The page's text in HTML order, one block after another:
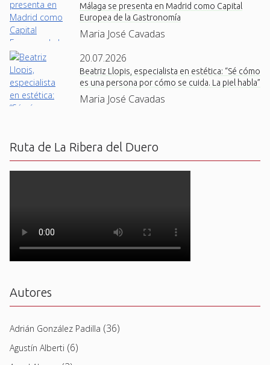
Málaga se presenta en Madrid como Capital
Europea de la Gastronomía
Maria José Cavadas
20.07.2026
Beatriz Llopis, especialista en estética: “Sé cómo
es una persona por cómo se cuida. La piel habla”
Maria José Cavadas
Ruta de La Ribera del Duero
Autores
Adrián González Padilla (36)
Agustín Alberti (6)